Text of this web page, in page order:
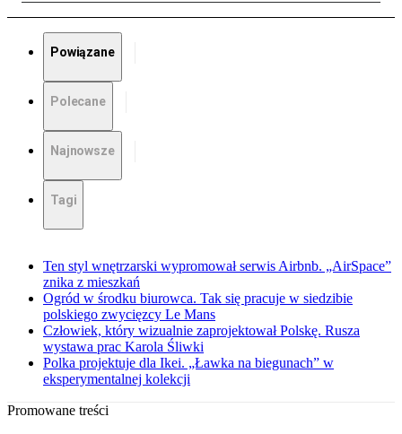
Powiązane
Polecane
Najnowsze
Tagi
Ten styl wnętrzarski wypromował serwis Airbnb. „AirSpace”
znika z mieszkań
Ogród w środku biurowca. Tak się pracuje w siedzibie
polskiego zwycięzcy Le Mans
Człowiek, który wizualnie zaprojektował Polskę. Rusza
wystawa prac Karola Śliwki
Polka projektuje dla Ikei. „Ławka na biegunach” w
eksperymentalnej kolekcji
Promowane treści